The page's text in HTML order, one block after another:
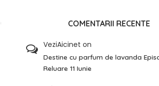
COMENTARII RECENTE
VeziAicinet on
Destine cu parfum de lavanda
Reluare 11 Iunie